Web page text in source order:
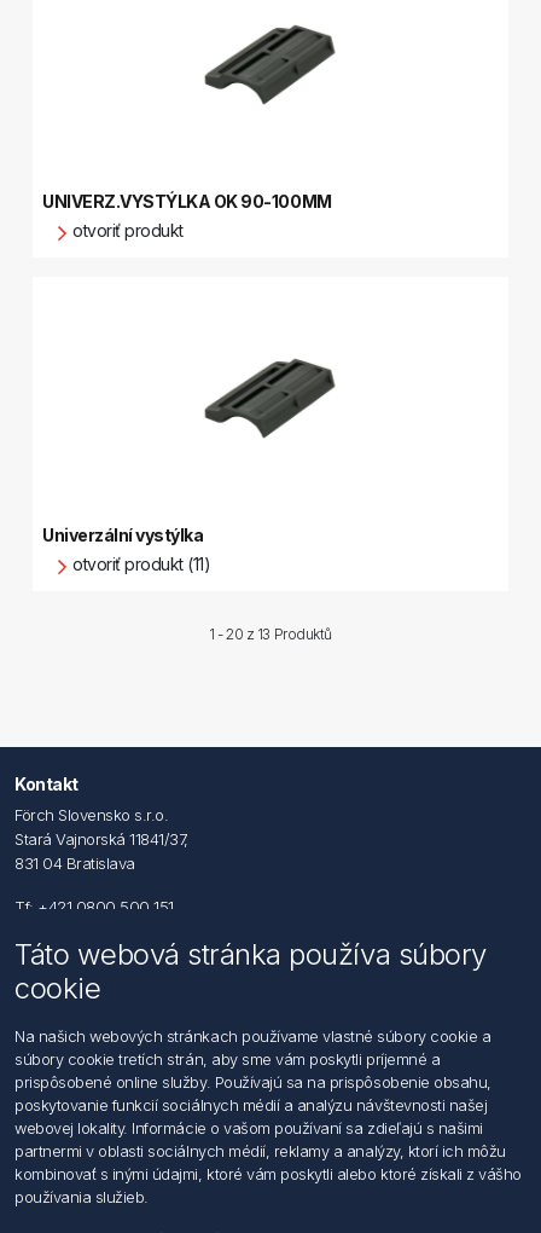
UNIVERZ.VYSTÝLKA OK 90-100MM
otvoriť produkt
Univerzální vystýlka
otvoriť produkt (11)
1 - 20 z 13 Produktů
Kontakt
Förch Slovensko s.r.o.
Stará Vajnorská 11841/37,
831 04 Bratislava
Tf: +421 0800 500 151
Email: office@foerch.sk
Kontaktujte nás
Informácie
Imprint
Vyhlásenie k ochrane údajov
Všeobecné dodacie a obchodné podmienky
Obchodný zástupca
Táto webová stránka používa súbory
cookie
Na našich webových stránkach používame vlastné súbory cookie a
súbory cookie tretích strán, aby sme vám poskytli príjemné a
prispôsobené online služby. Používajú sa na prispôsobenie obsahu,
poskytovanie funkcií sociálnych médií a analýzu návštevnosti našej
webovej lokality. Informácie o vašom používaní sa zdieľajú s našimi
partnermi v oblasti sociálnych médií, reklamy a analýzy, ktorí ich môžu
kombinovať s inými údajmi, ktoré vám poskytli alebo ktoré získali z vášho
používania služieb.